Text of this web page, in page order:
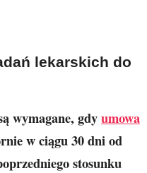
lekarskich do
wymagane, gdyumowa
w ciągu 30 dni od
stosunku